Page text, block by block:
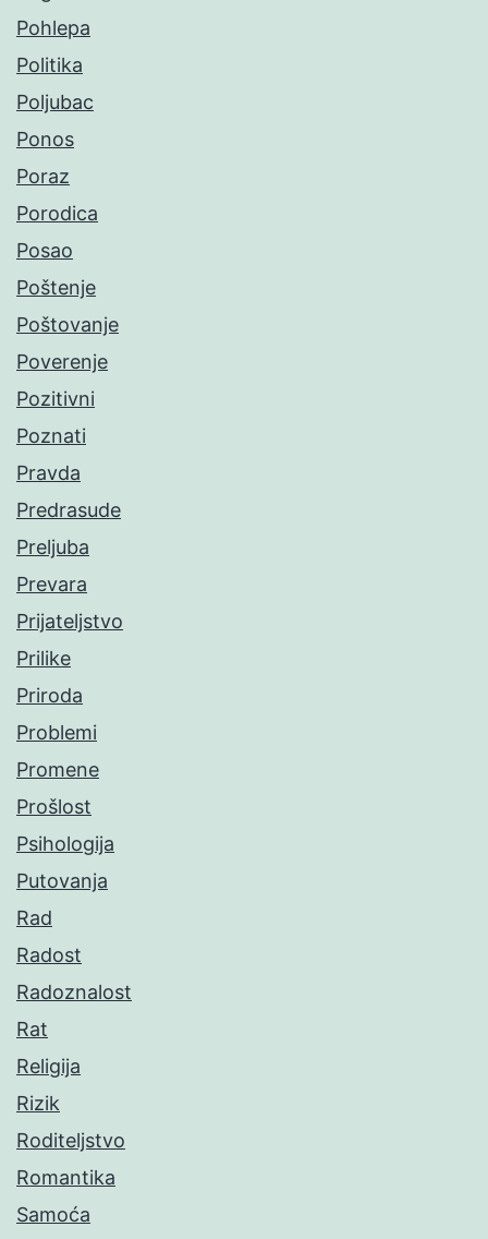
Pohlepa
Politika
Poljubac
Ponos
Poraz
Porodica
Posao
Poštenje
Poštovanje
Poverenje
Pozitivni
Poznati
Pravda
Predrasude
Preljuba
Prevara
Prijateljstvo
Prilike
Priroda
Problemi
Promene
Prošlost
Psihologija
Putovanja
Rad
Radost
Radoznalost
Rat
Religija
Rizik
Roditeljstvo
Romantika
Samoća